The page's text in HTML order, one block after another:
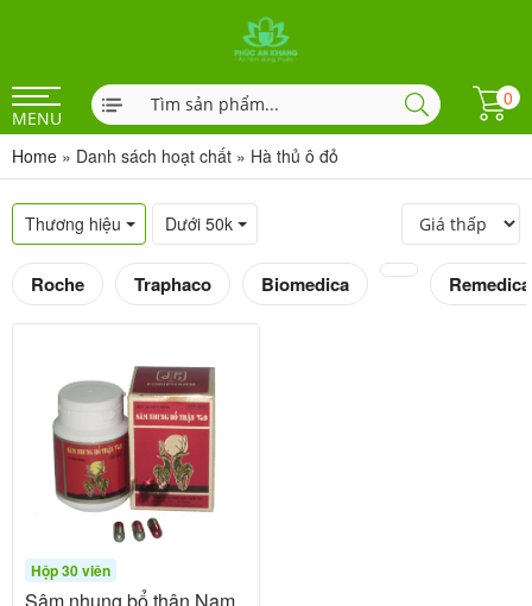
MENU
0
Home » Danh sách hoạt chất » Hà thủ ô đỏ
Thương hiệu Dưới 50k
Roche Traphaco Biomedica Remedica
Hộp 30 viên
Sâm nhung bổ thận Nam